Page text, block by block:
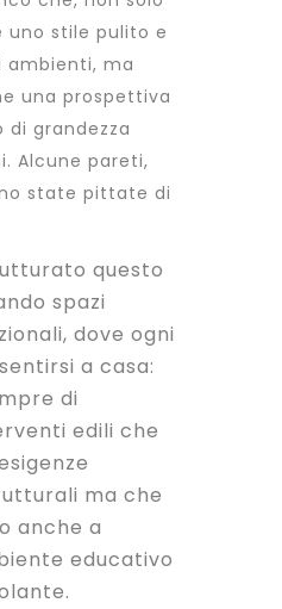
uno stile pulito e
ambienti, ma
una prospettiva
di grandezza
Alcune pareti,
state pittate di
questo
spazi
dove ogni
a casa:
di
edili che
ma che
anche a
educativo